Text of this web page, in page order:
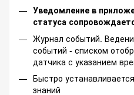
Уведомление в
статуса
Журнал событий.
событий - списком
датчика с указанием
Быстро
знаний